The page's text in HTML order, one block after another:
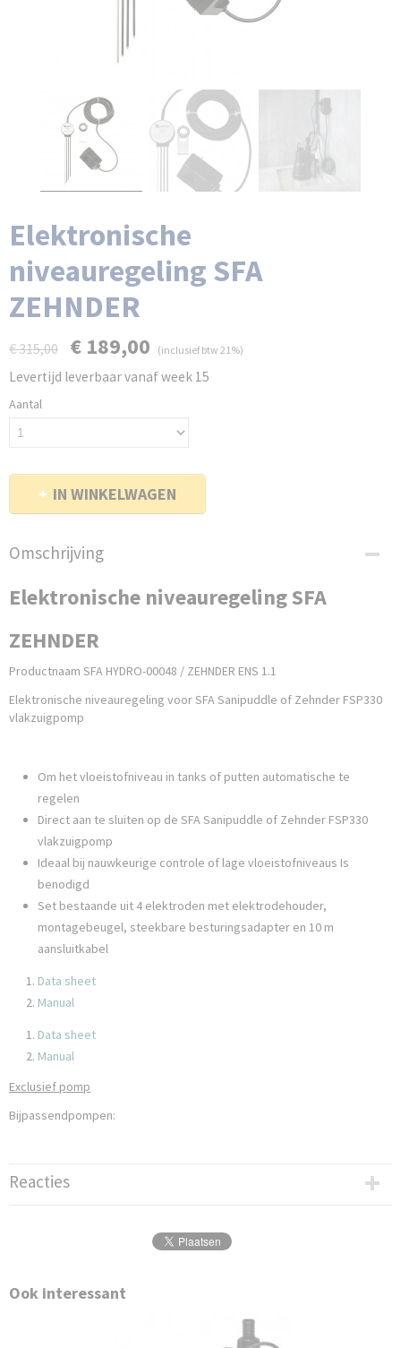
Elektronische
niveauregeling SFA
ZEHNDER
€ 315,00 € 189,00 (inclusief btw 21%)
Levertijd leverbaar vanaf week 15
Aantal
IN WINKELWAGEN
Omschrijving
Elektronische niveauregeling SFA
ZEHNDER
Productnaam SFA HYDRO-00048 / ZEHNDER ENS 1.1
Elektronische niveauregeling voor SFA Sanipuddle of Zehnder FSP330
vlakzuigpomp
Om het vloeistofniveau in tanks of putten automatische te
regelen
Direct aan te sluiten op de SFA Sanipuddle of Zehnder FSP330
vlakzuigpomp
Ideaal bij nauwkeurige controle of lage vloeistofniveaus Is
benodigd
Set bestaande uit 4 elektroden met elektrodehouder,
montagebeugel, steekbare besturingsadapter en 10 m
aansluitkabel
Data sheet
Manual
Data sheet
Manual
Exclusief pomp
Bijpassendpompen:
Reacties
Ook interessant